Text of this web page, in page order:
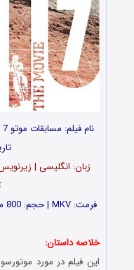
نام فیلم: مسابقات موتو 7 – Moto 7: The Movie | ژانر:
خلاصه داستان:
این فیلم در مورد